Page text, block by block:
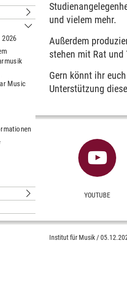
Untermenu Kunst
Untermenu Musik
2026
Music
Untermenu Personen
und vielem mehr.
Außerdem
stehen mit Rat und
Gern könnt ihr
Unterstützung
YOUTUBE
Institut für Musik /